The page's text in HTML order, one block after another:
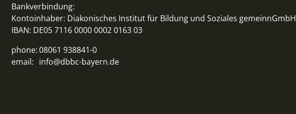
Bankverbindung:
Kontoinhaber: Diakonisches Institut für Bildung und Soziales gemeinnGmbH
IBAN: DE05 7116 0000 0002 0163 03
phone:08061 938841-0
email: info@dbbc-bayern.de